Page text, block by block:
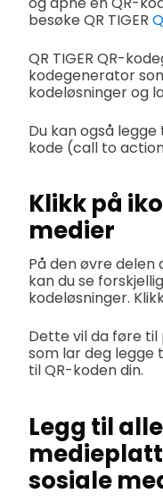
besøke QR TIGER
QR TIGER QR-
kodegenerator
kodeløsninger og
Du kan også
kode (call to
Klikk på
medier
På den øvre
kan du se
kodeløsninger.
Dette vil da føre
som lar deg legge
til QR-koden din.
Legg til
sosiale